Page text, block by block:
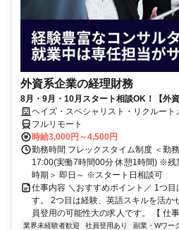
外資系企業の経理財務
8月・9月・10月スタート相談OK！【外
大／700万～800万／リモート勤務OK】
ヘイズ・スペシャリスト・リクルート
フルリモート
時給3,000円～4,500円
勤務時間 フレックスタイム制度 ＜勤
17:00(実働7時間00分 休憩1時間) ※残
時期＞ 即日～ ※スタート日相談可
仕事内容 ＼おすすめポイント／ 1つ
す。 2つ目は経験、英語スキルを活か
員登用の可能性大の求人です。 【 仕
業界未経験者歓迎 社員登用あり 副業・Wワー